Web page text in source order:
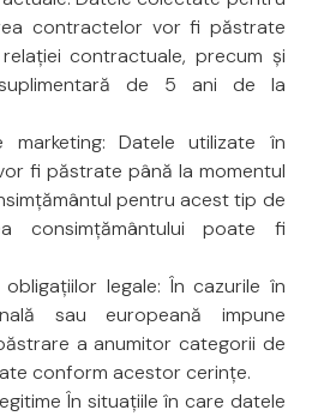
contractelor vor fi păstrate
contractuale, precum și
de 5 ani de la
Datele utilizate în
fi păstrate până la momentul
pentru acest tip de
consimțământului poate fi
legale: În cazurile în
sau europeană impune
a anumitor categorii de
conform acestor cerințe.
În situațiile în care datele